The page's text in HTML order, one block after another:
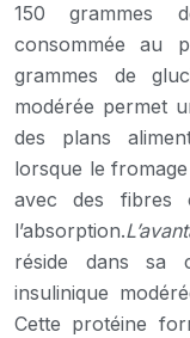
150 grammes
consommée au
grammes de
modérée permet
des plans
lorsque le
avec des fibres
l’absorption.
réside dans sa
insulinique
Cette protéine